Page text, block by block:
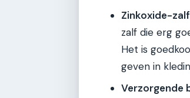
Zinkoxide-
zalf die erg
Het is
geven in
Verzorgende